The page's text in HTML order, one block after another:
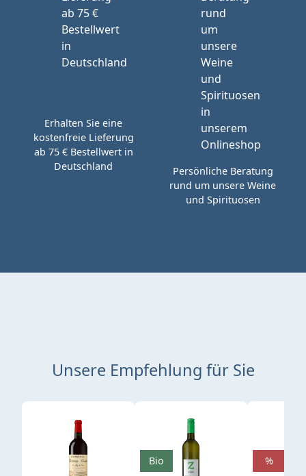
Erhalten Sie eine
kostenfreie Lieferung
ab 75 € Bestellwert in
Deutschland
Persönliche Beratung
rund um unsere Weine
und Spirituosen
Unsere Empfehlung für Sie
Produktgalerie überspringen
Bio %